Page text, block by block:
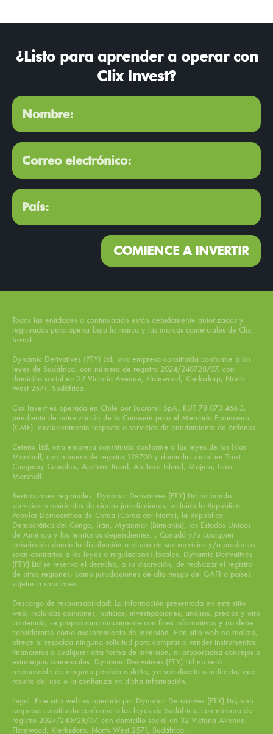
¿Listo para aprender a operar con
Clix Invest?
COMIENCE A INVERTIR
Todas las entidades a continuación están debidamente autorizadas y
registradas para operar bajo la marca y las marcas comerciales de Clix
Invest:
Dynamic Derivatives (PTY) Ltd, una empresa constituida conforme a las
leyes de Sudáfrica, con número de registro 2024/240728/07, con
domicilio social en 32 Victoria Avenue, Flamwood, Klerksdorp, North
West 2571, Sudáfrica.
Clix Invest es operada en Chile por Lucromil SpA, RUT 78.073.466-3,
pendiente de autorización de la Comisión para el Mercado Financiero
(CMF), exclusivamente respecto a servicios de enrutamiento de órdenes.
Ceterix Ltd, una empresa constituida conforme a las leyes de las Islas
Marshall, con número de registro 128700 y domicilio social en Trust
Company Complex, Ajeltake Road, Ajeltake Island, Majuro, Islas
Marshall.
Restricciones regionales: Dynamic Derivatives (PTY) Ltd no brinda
servicios a residentes de ciertas jurisdicciones, incluida la República
Popular Democrática de Corea (Corea del Norte), la República
Democrática del Congo, Irán, Myanmar (Birmania), los Estados Unidos
de América y los territorios dependientes. , Canadá y/o cualquier
jurisdicción donde la distribución o el uso de sus servicios y/o productos
sean contrarios a las leyes o regulaciones locales. Dynamic Derivatives
(PTY) Ltd se reserva el derecho, a su discreción, de rechazar el registro
de otras regiones, como jurisdicciones de alto riesgo del GAFI o países
sujetos a sanciones.
Descargo de responsabilidad: La información presentada en este sitio
web, incluidas opiniones, noticias, investigaciones, análisis, precios y otro
contenido, se proporciona únicamente con fines informativos y no debe
considerarse como asesoramiento de inversión. Este sitio web no realiza,
ofrece ni respalda ninguna solicitud para comprar o vender instrumentos
financieros o cualquier otra forma de inversión, ni proporciona consejos o
estrategias comerciales. Dynamic Derivatives (PTY) Ltd no será
responsable de ninguna pérdida o daño, ya sea directo o indirecto, que
resulte del uso o la confianza en dicha información.
Legal: Este sitio web es operado por Dynamic Derivatives (PTY) Ltd, una
empresa constituida conforme a las leyes de Sudáfrica, con número de
registro 2024/240728/07, con domicilio social en 32 Victoria Avenue,
Flamwood, Klerksdorp, North West 2571, Sudáfrica.